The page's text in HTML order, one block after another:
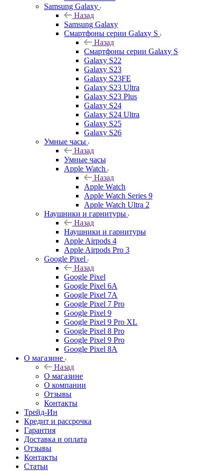
Samsung Galaxy
Назад
Samsung Galaxy
Смартфоны серии Galaxy S
Назад
Смартфоны серии Galaxy S
Galaxy S22
Galaxy S23
Galaxy S23FE
Galaxy S23 Ultra
Galaxy S23 Plus
Galaxy S24
Galaxy S24 Ultra
Galaxy S25
Galaxy S26
Умные часы
Назад
Умные часы
Apple Watch
Назад
Apple Watch
Apple Watch Series 9
Apple Watch Ultra 2
Наушники и гарнитуры
Назад
Наушники и гарнитуры
Apple Airpods 4
Apple Airpods Pro 3
Google Pixel
Назад
Google Pixel
Google Pixel 6A
Google Pixel 7А
Google Pixel 7 Pro
Google Pixel 9
Google Pixel 9 Pro XL
Google Pixel 8 Pro
Google Pixel 9 Pro
Google Pixel 8A
О магазине
Назад
О магазине
О компании
Отзывы
Контакты
Трейд-Ин
Кредит и рассрочка
Гарантия
Доставка и оплата
Отзывы
Контакты
Статьи